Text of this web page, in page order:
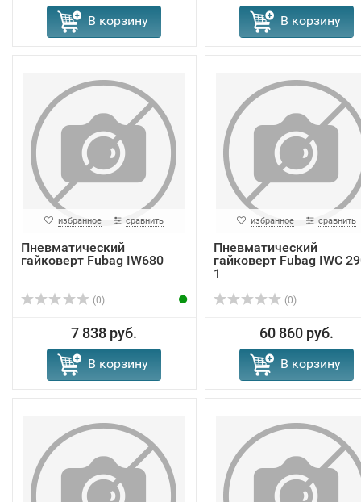
В корзину В корзину
избранное сравнить
Пневматический
гайковерт Fubag IW680
(0)
7 838 руб.
В корзину
избранное сравнить
Пневматический
гайковерт Fubag IWC
1
(0)
60 860 руб.
В корзину